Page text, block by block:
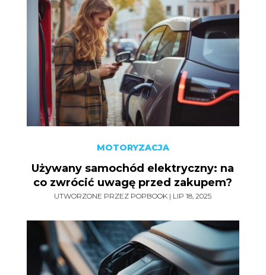
MOTORYZACJA
Używany samochód elektryczny: na
co zwrócić uwagę przed zakupem?
UTWORZONE PRZEZ POPBOOK | LIP 18, 2025